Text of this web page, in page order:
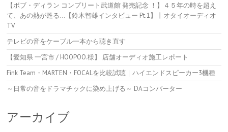
【ボブ・ディラン コンプリート武道館 発売記念 ！】４５年の時を超え
て、あの熱が甦る…【鈴木智雄インタビュー Pt.1】丨オタイオーディオ
TV
テレビの音をケーブル一本から聴き直す
【愛知県 一宮市 / HOOPOO.様】 店舗オーディオ施工レポート
Fink Team・MARTEN・FOCALを比較試聴｜ハイエンドスピーカー3機種
～日常の音をドラマチックに染め上げる～ DAコンバーター
アーカイブ